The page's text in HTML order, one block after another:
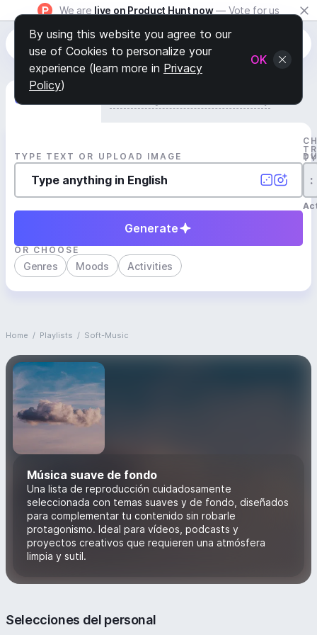
We are live on Product Hunt now — Vote for us
Generate Track
TYPE TEXT OR UPLOAD IMAGE
:
Generate
OR CHOOSE
Genres Moods Activities
Home / Playlists / Soft-Music
Música suave de fondo
Una lista de reproducción cuidadosamente
seleccionada con temas suaves y de fondo, diseñados
para complementar tu contenido sin robarle
protagonismo. Ideal para vídeos, podcasts y
proyectos creativos que requieren una atmósfera
limpia y sutil.
Selecciones del personal
By using this website you agree to our
use of Cookies to personalize your
experience (learn more in Privacy
Policy)
OK